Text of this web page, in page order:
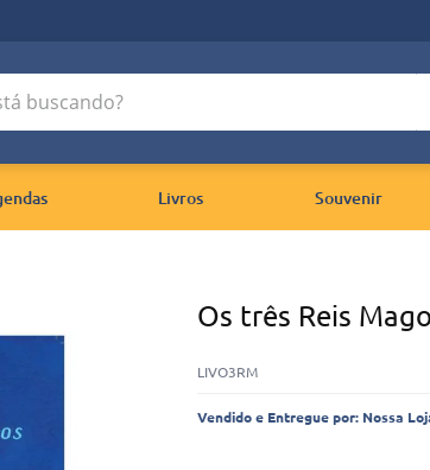
Livros Souvenir
Os três Reis
LIVO3RM
Vendido e Entregue por: Nossa